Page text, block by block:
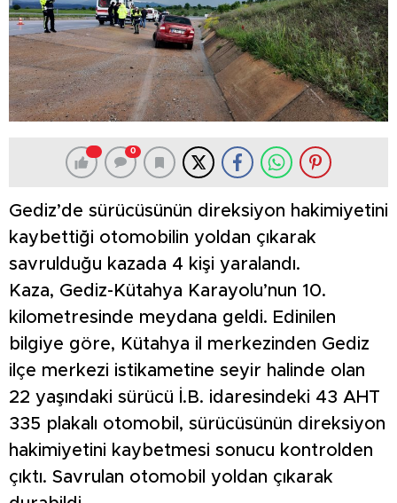
0
Gediz’de sürücüsünün direksiyon hakimiyetini
kaybettiği otomobilin yoldan çıkarak
savrulduğu kazada 4 kişi yaralandı.
Kaza, Gediz-Kütahya Karayolu’nun 10.
kilometresinde meydana geldi. Edinilen
bilgiye göre, Kütahya il merkezinden Gediz
ilçe merkezi istikametine seyir halinde olan
22 yaşındaki sürücü İ.B. idaresindeki 43 AHT
335 plakalı otomobil, sürücüsünün direksiyon
hakimiyetini kaybetmesi sonucu kontrolden
çıktı. Savrulan otomobil yoldan çıkarak